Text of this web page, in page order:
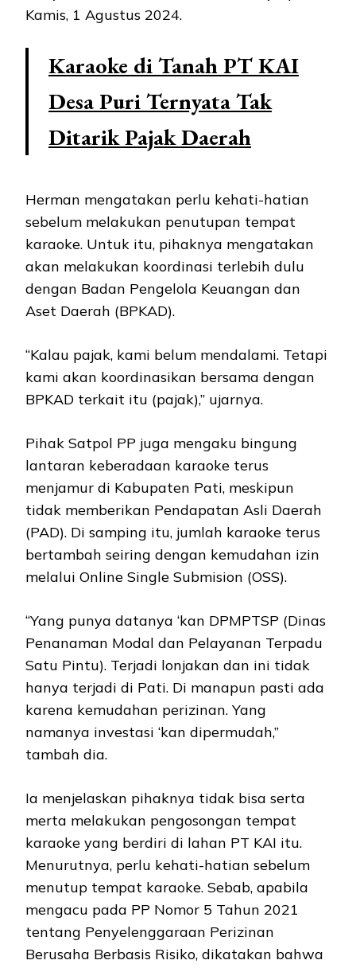
Kamis, 1 Agustus 2024.
Karaoke di Tanah PT KAI
Desa Puri Ternyata Tak
Ditarik Pajak Daerah
Herman mengatakan perlu kehati-hatian
sebelum melakukan penutupan tempat
karaoke. Untuk itu, pihaknya mengatakan
akan melakukan koordinasi terlebih dulu
dengan Badan Pengelola Keuangan dan
Aset Daerah (BPKAD).
“Kalau pajak, kami belum mendalami. Tetapi
kami akan koordinasikan bersama dengan
BPKAD terkait itu (pajak),” ujarnya.
Pihak Satpol PP juga mengaku bingung
lantaran keberadaan karaoke terus
menjamur di Kabupaten Pati, meskipun
tidak memberikan Pendapatan Asli Daerah
(PAD). Di samping itu, jumlah karaoke terus
bertambah seiring dengan kemudahan izin
melalui Online Single Submision (OSS).
“Yang punya datanya ‘kan DPMPTSP (Dinas
Penanaman Modal dan Pelayanan Terpadu
Satu Pintu). Terjadi lonjakan dan ini tidak
hanya terjadi di Pati. Di manapun pasti ada
karena kemudahan perizinan. Yang
namanya investasi ‘kan dipermudah,”
tambah dia.
Ia menjelaskan pihaknya tidak bisa serta
merta melakukan pengosongan tempat
karaoke yang berdiri di lahan PT KAI itu.
Menurutnya, perlu kehati-hatian sebelum
menutup tempat karaoke. Sebab, apabila
mengacu pada PP Nomor 5 Tahun 2021
tentang Penyelenggaraan Perizinan
Berusaha Berbasis Risiko, dikatakan bahwa